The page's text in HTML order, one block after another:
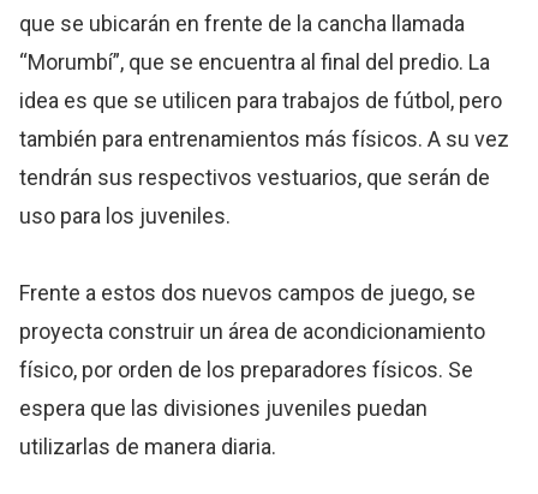
que se ubicarán en frente de la cancha llamada
“Morumbí”, que se encuentra al final del predio. La
idea es que se utilicen para trabajos de fútbol, pero
también para entrenamientos más físicos. A su vez
tendrán sus respectivos vestuarios, que serán de
uso para los juveniles.
Frente a estos dos nuevos campos de juego, se
proyecta construir un área de acondicionamiento
físico, por orden de los preparadores físicos. Se
espera que las divisiones juveniles puedan
utilizarlas de manera diaria.